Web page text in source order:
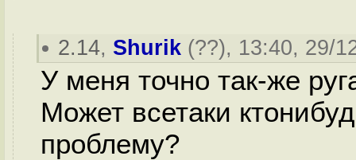
2.14, Shurik (??), 13:40, 29/
У меня точно так-же
Может всетаки
проблему?